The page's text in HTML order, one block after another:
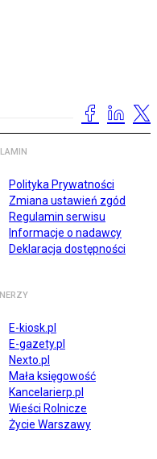
Polityka Prywatności
Zmiana ustawień zgód
Regulamin serwisu
Informacje o nadawcy
Deklaracja dostępności
E-kiosk.pl
E-gazety.pl
Nexto.pl
Mała księgowość
Kancelarierp.pl
Wieści Rolnicze
Życie Warszawy